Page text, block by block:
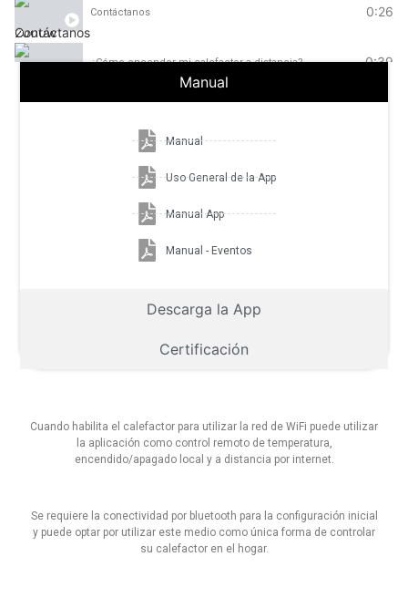
Contáctanos 0:26
¿Cómo encender mi calefactor a distancia? 0:39
Manual
Descarga la App
Certificación
Manual
Uso General de la App
Manual App
Manual - Eventos
Cuando habilita el calefactor para utilizar la red de WiFi puede utilizar
la aplicación como control remoto de temperatura,
encendido/apagado local y a distancia por internet.
Se requiere la conectividad por bluetooth para la configuración inicial
y puede optar por utilizar este medio como única forma de controlar
su calefactor en el hogar.